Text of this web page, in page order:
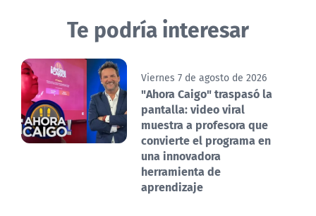
Te podría interesar
Viernes 7 de agosto de 2026
"Ahora Caigo" traspasó la
pantalla: video viral
muestra a profesora que
convierte el programa en
una innovadora
herramienta de
aprendizaje